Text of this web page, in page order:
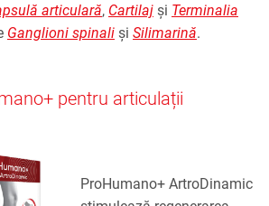
articulară, Cartilaj și Terminalia
Ganglioni spinali și Silimarină.
pentru articulații
ProHumano+ ArtroDinamic